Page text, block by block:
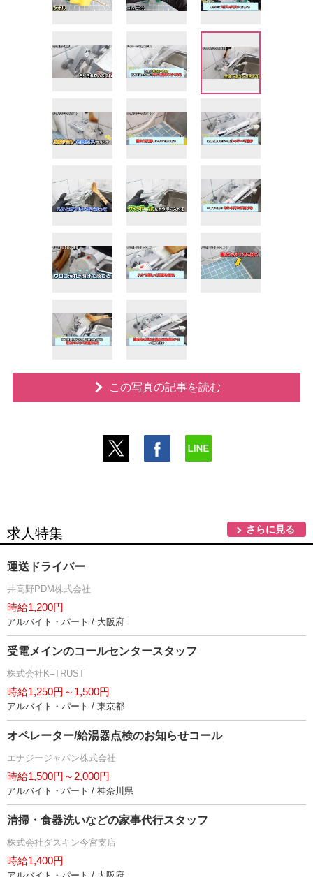
この写真の記事を読む
求人特集 さらに見る
運送ドライバー
井高野PDM株式会社
時給1,200円
アルバイト・パート / 大阪府
受電メインのコールセンタースタッフ
株式会社K–TRUST
時給1,250円～1,500円
アルバイト・パート / 東京都
オペレーター/給湯器点検のお知らせコール
エナジージャパン株式会社
時給1,500円～2,000円
アルバイト・パート / 神奈川県
清掃・食器洗いなどの家事代行スタッフ
株式会社ダスキン今宮支店
時給1,400円
アルバイト・パート / 大阪府